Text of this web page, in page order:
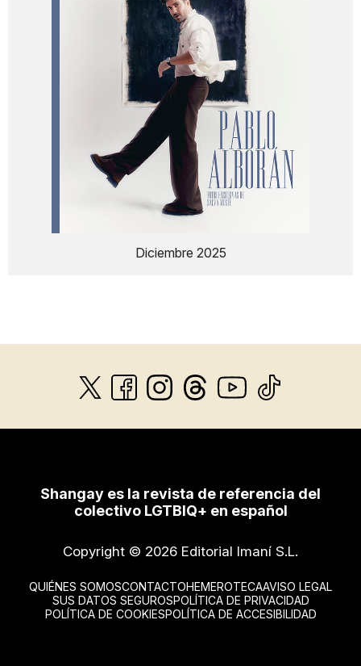
Diciembre 2025
Shangay es la revista de referencia del
colectivo LGTBIQ+ en español
Copyright © 2026 Editorial Imaní S.L.
QUIÉNES SOMOSCONTACTOHEMEROTECAAVISO LEGAL
SUS DATOS SEGUROSPOLÍTICA DE PRIVACIDAD
POLÍTICA DE COOKIESPOLÍTICA DE ACCESIBILIDAD